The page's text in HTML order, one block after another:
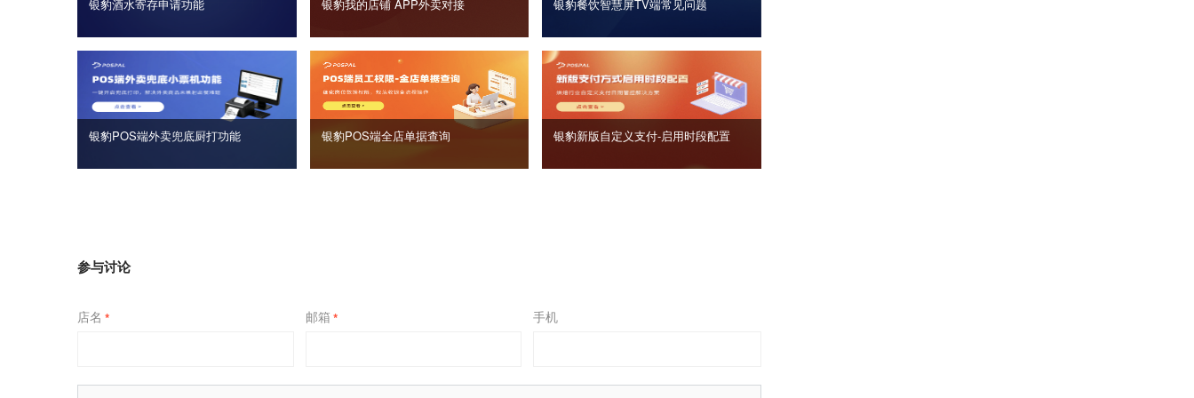
银豹酒水寄存申请功能 银豹我的店铺 APP外卖对接 银豹餐饮智慧屏TV端常见问题
银豹POS端外卖兜底厨打功能 银豹POS端全店单据查询 银豹新版自定义支付‑启用时段配置
参与讨论
店名 * 邮箱 * 手机